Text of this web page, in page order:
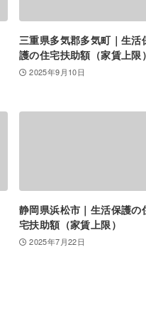
三重県多気郡多気町｜生活
護の住宅扶助額（家賃上限）
2025年9月10日
静岡県浜松市｜生活保護の
宅扶助額（家賃上限）
2025年7月22日